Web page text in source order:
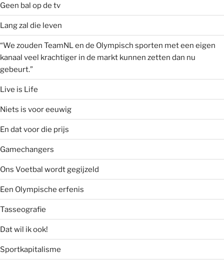
Geen bal op de tv
Lang zal die leven
“We zouden TeamNL en de Olympisch sporten met een eigen
kanaal veel krachtiger in de markt kunnen zetten dan nu
gebeurt.”
Live is Life
Niets is voor eeuwig
En dat voor die prijs
Gamechangers
Ons Voetbal wordt gegijzeld
Een Olympische erfenis
Tasseografie
Dat wil ik ook!
Sportkapitalisme